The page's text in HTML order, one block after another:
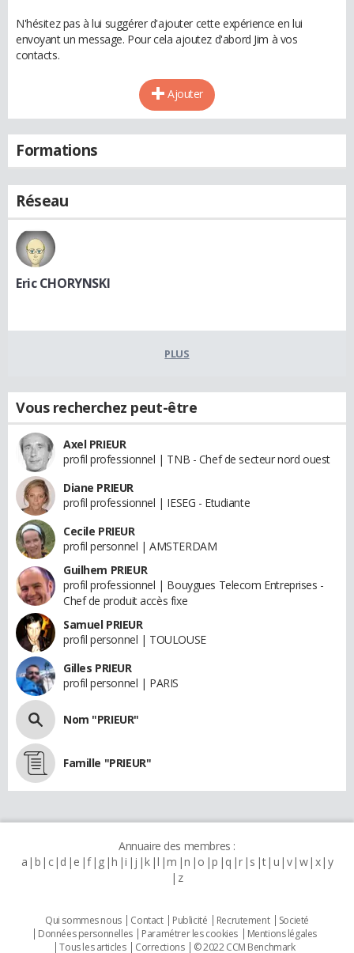
N'hésitez pas à lui suggérer d'ajouter cette expérience en lui
envoyant un message. Pour cela ajoutez d'abord Jim à vos
contacts.
Ajouter
Formations
Réseau
Eric CHORYNSKI
PLUS
Vous recherchez peut-être
Axel PRIEUR
profil professionnel | TNB - Chef de secteur nord ouest
Diane PRIEUR
profil professionnel | IESEG - Etudiante
Cecile PRIEUR
profil personnel | AMSTERDAM
Guilhem PRIEUR
profil professionnel | Bouygues Telecom Entreprises -
Chef de produit accès fixe
Samuel PRIEUR
profil personnel | TOULOUSE
Gilles PRIEUR
profil personnel | PARIS
Nom "PRIEUR"
Famille "PRIEUR"
Annuaire des membres :
a b c d e f g h i j k l m n o p q r s t u v w x y
z
Qui sommes nous Contact Publicité Recrutement
Societé
Données personnelles
Paramétrer les cookies
Mentions légales
Tous les articles
Corrections © 2022 CCM Benchmark